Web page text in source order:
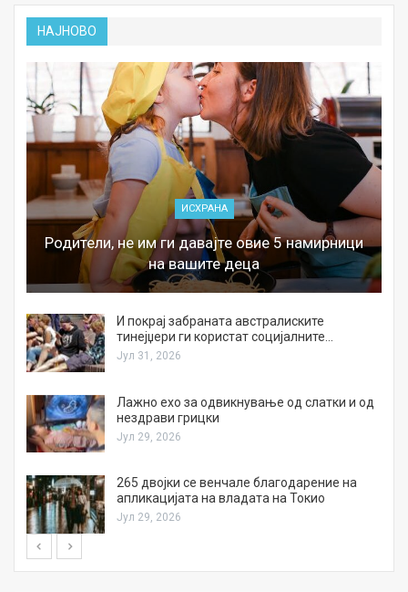
НАЈНОВО
ИСХРАНА
Родители, не им ги давајте овие 5 намирници
на вашите деца
И покрај забраната австралиските
тинејџери ги користат социјалните…
Јул 31, 2026
Лажно ехо за одвикнување од слатки и од
нездрави грицки
Јул 29, 2026
265 двојки се венчале благодарение на
апликацијата на владата на Токио
Јул 29, 2026